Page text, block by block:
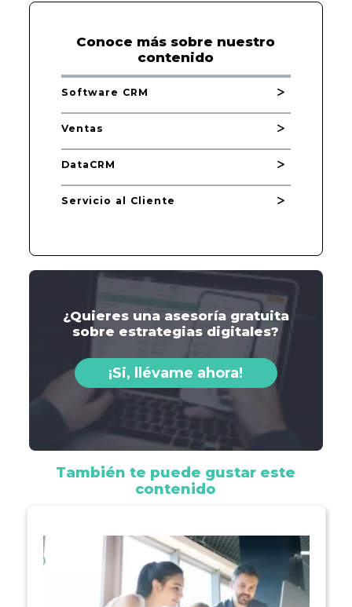
Conoce más sobre nuestro
contenido
Software CRM
Ventas
DataCRM
Servicio al Cliente
¿Quieres una asesoría gratuita
sobre estrategias digitales?
¡Si, llévame ahora!
También te puede gustar este
contenido